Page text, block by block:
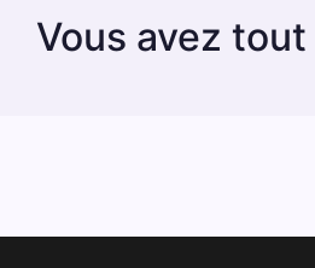
Vous avez tout